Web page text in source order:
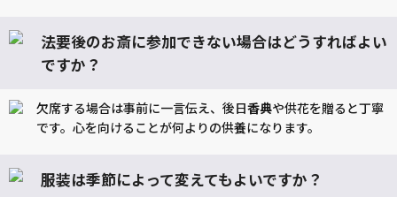
法要後のお斎に参加できない場合はどうすればよい
ですか？
欠席する場合は事前に一言伝え、後日香典や供花を贈ると丁寧
です。心を向けることが何よりの供養になります。
服装は季節によって変えてもよいですか？